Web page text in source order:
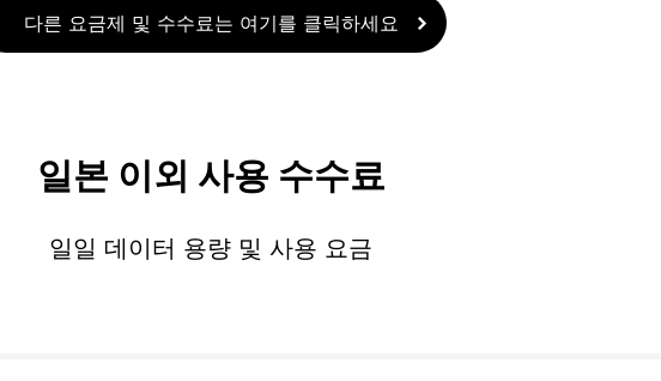
다른 요금제 및 수수료는 여기를 클릭하세요
일본 이외 사용 수수료
일일 데이터 용량 및 사용 요금